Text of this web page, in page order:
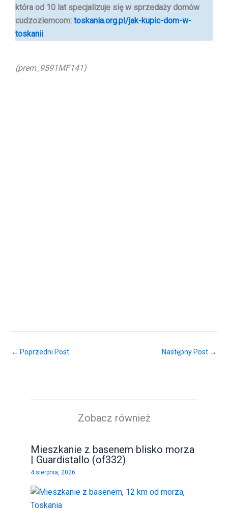
która od 10 lat specjalizuje się w sprzedaży domów
cudzoziemcom: toskania.org.pl/jak-kupic-dom-w-
toskanii
(prem_9591MF141)
← Poprzedni Post Następny Post →
Zobacz również
Mieszkanie z basenem blisko morza
| Guardistallo (of332)
4 sierpnia, 2026